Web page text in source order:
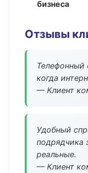
бизнеса
Отзывы
Телефонный
когда
— Клиент
Удобный
подрядчика
реальные.
— Клиент